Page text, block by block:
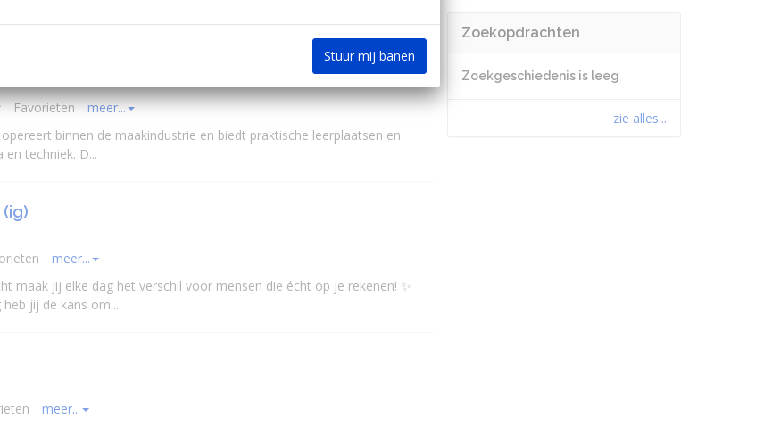
Favorieten
meer...
binnen de maakindustrie en biedt praktische leerplaatsen en
techniek. D...
meer...
maak jij elke dag het verschil voor mensen die écht op je rekenen! ✨
jij de kans om...
meer...
Zoekopdrachten
Zoekgeschiedenis is leeg
zie alles...
Stuur mij banen